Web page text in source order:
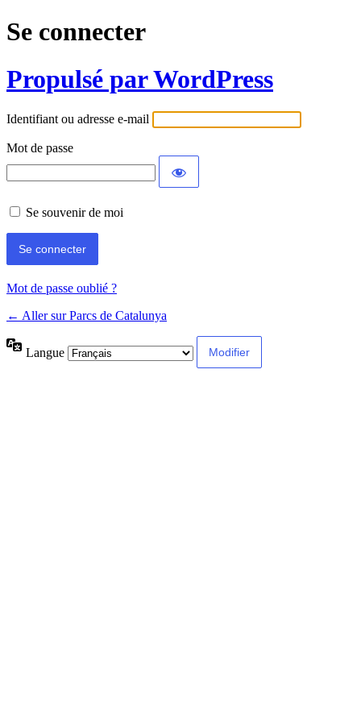
Se connecter
Propulsé par WordPress
Identifiant ou adresse e-mail
Mot de passe
Se souvenir de moi
Mot de passe oublié ?
← Aller sur Parcs de Catalunya
Langue